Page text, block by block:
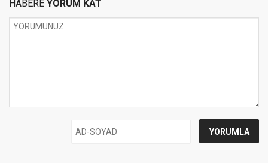
HABERE YORUM KAT